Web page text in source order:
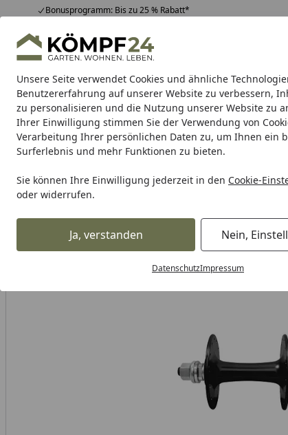
Unsere Seite verwendet Cookies und ähnliche
Benutzererfahrung auf unserer Website zu verbessern,
zu personalisieren und die Nutzung unserer Website zu
Ihrer Einwilligung stimmen Sie der Verwendung von
Verarbeitung Ihrer persönlichen Daten zu, um Ihnen ein
Surferlebnis und mehr Funktionen zu bieten.
Sie können Ihre Einwilligung jederzeit in den Cookie-
oder widerrufen.
Ja, verstanden Nein,
DatenschutzImpressum
Bonusprogramm: Bis zu 25 % Rabatt*
Hotline07051 / 9 22 22
Mo-Fr. 8-16 Uhr 25.957 Bewertungen
Alle Produkte
Alle ProdukteHighlights Tipps & Tricks
Karibu Pools inkl.
Dein Traumpool im Sorglos-
Auto & Zweirad Fahrradzubehör & Fahrradbedarf